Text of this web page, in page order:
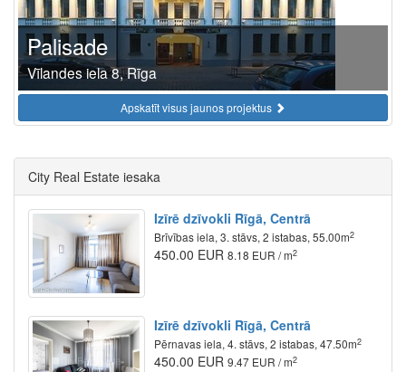
Palisade
Vīlandes iela 8, Rīga
Apskatīt visus jaunos projektus
City Real Estate iesaka
Izīrē dzīvokli Rīgā, Centrā
Brīvības iela, 3. stāvs, 2 istabas, 55.00m2
450.00 EUR 8.18 EUR / m2
Izīrē dzīvokli Rīgā, Centrā
Pērnavas iela, 4. stāvs, 2 istabas, 47.50m2
450.00 EUR 9.47 EUR / m2